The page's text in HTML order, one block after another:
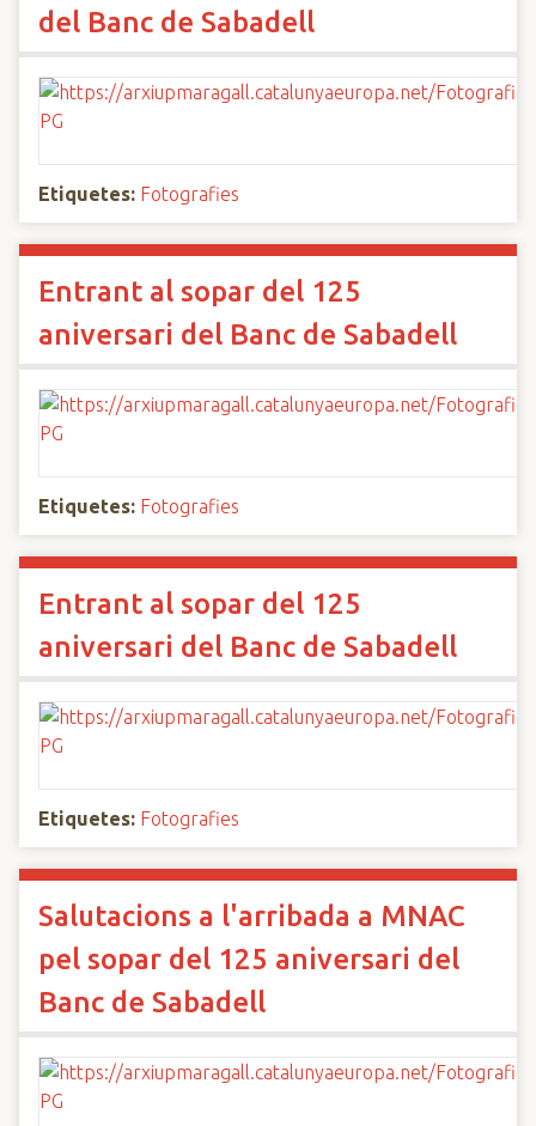
del Banc de Sabadell
Etiquetes: Fotografies
Entrant al sopar del 125
aniversari del Banc de Sabadell
Etiquetes: Fotografies
Entrant al sopar del 125
aniversari del Banc de Sabadell
Etiquetes: Fotografies
Salutacions a l'arribada a MNAC
pel sopar del 125 aniversari del
Banc de Sabadell